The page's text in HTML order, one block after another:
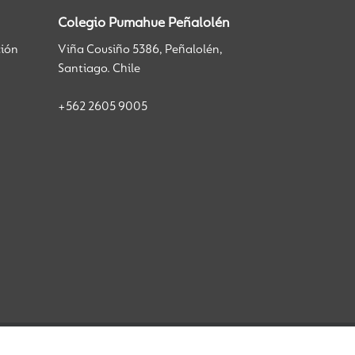
Colegio Pumahue Peñalolén
Viña Cousiño 5386, Peñalolén,
Santiago. Chile
+562 2605 9005